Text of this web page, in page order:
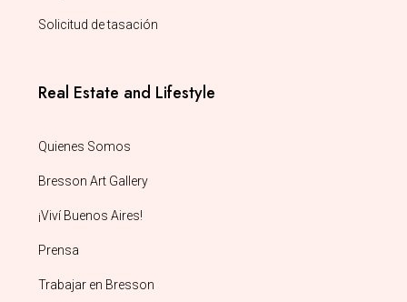
Solicitud de tasación
Real Estate and Lifestyle
Quienes Somos
Bresson Art Gallery
¡Viví Buenos Aires!
Prensa
Trabajar en Bresson